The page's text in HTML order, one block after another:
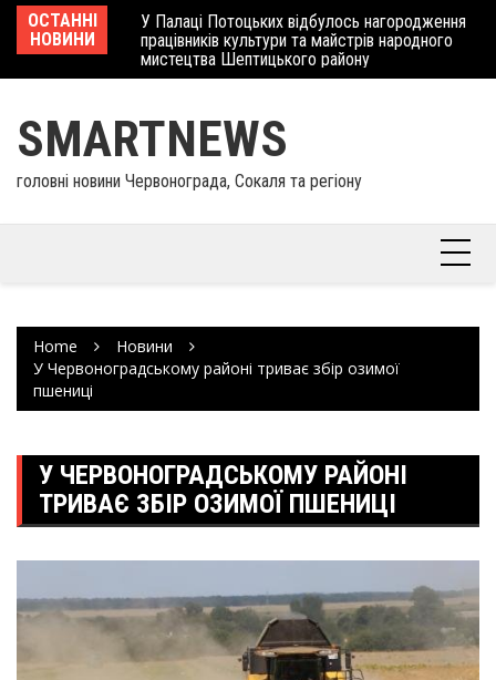
Skip
content
ОСТАННІ
НОВИНИ
У Палаці Потоцьких відбулось нагородження
працівників культури та майстрів народного
мистецтва Шептицького району
SMARTNEWS
головні новини Червонограда, Сокаля та регіону
Home
Новини
У Червоноградському районі триває збір озимої
пшениці
У ЧЕРВОНОГРАДСЬКОМУ РАЙОНІ
ТРИВАЄ ЗБІР ОЗИМОЇ ПШЕНИЦІ